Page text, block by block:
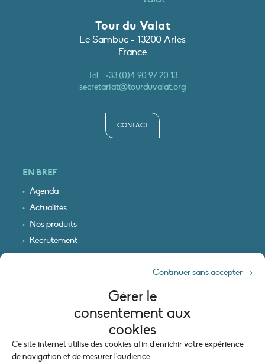
Gérer le
consentement aux
cookies
Ce site internet utilise des cookies afin d'enrichir votre expérience
de navigation et de mesurer l'audience.
Continuer sans accepter →
Tour du Valat
Le Sambuc - 13200 Arles
France
Tél. :+33 (0)4 90 97 20 13
secretariat@tourduvalat.org
CONTACT
EN BREF
Agenda
Actualités
Nos produits
Recrutement
INFORMATIONS LÉGALES
Mentions légales
Politique de cookies (UE)